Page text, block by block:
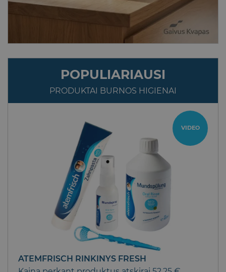
POPULIARIAUSI
PRODUKTAI BURNOS HIGIENAI
VIDEO
ATEMFRISCH RINKINYS FRESH